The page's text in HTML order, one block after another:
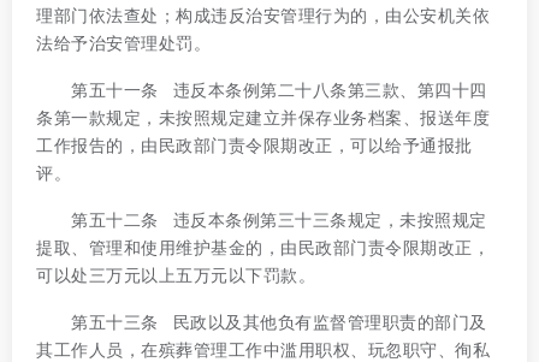
理部门依法查处；构成违反治安管理行为的，由公安机关依
法给予治安管理处罚。
第五十一条 违反本条例第二十八条第三款、第四十四
条第一款规定，未按照规定建立并保存业务档案、报送年度
工作报告的，由民政部门责令限期改正，可以给予通报批
评。
第五十二条 违反本条例第三十三条规定，未按照规定
提取、管理和使用维护基金的，由民政部门责令限期改正，
可以处三万元以上五万元以下罚款。
第五十三条 民政以及其他负有监督管理职责的部门及
其工作人员，在殡葬管理工作中滥用职权、玩忽职守、徇私